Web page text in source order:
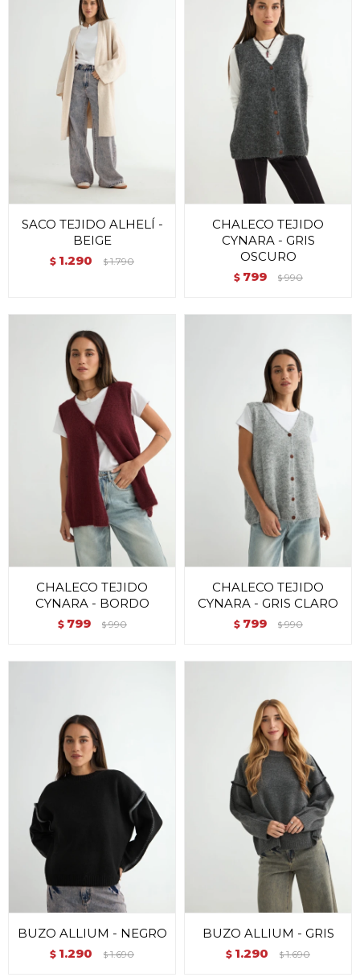
SACO TEJIDO ALHELÍ -
BEIGE
$ 1.290 $ 1.790
CHALECO TEJIDO
CYNARA - GRIS
OSCURO
$ 799 $ 990
CHALECO TEJIDO
CYNARA - BORDO
$ 799 $ 990
CHALECO TEJIDO
CYNARA - GRIS CLARO
$ 799 $ 990
BUZO ALLIUM - NEGRO
$ 1.290 $ 1.690
BUZO ALLIUM - GRIS
$ 1.290 $ 1.690